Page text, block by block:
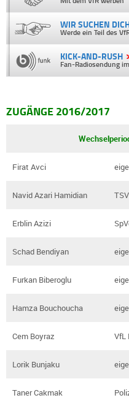
WIR SUCHEN
Werde ein Teil des
KICK-AND-RUSH
Fan-Radiosendung
ZUGÄNGE 2016/2017
Firat Avci
Navid Azari Hamidian
Erblin Azizi
Schad Bendiyan
Furkan Biberoglu
Hamza Bouchoucha
Cem Boyraz VfL
Lorik Bunjaku
Taner Cakmak